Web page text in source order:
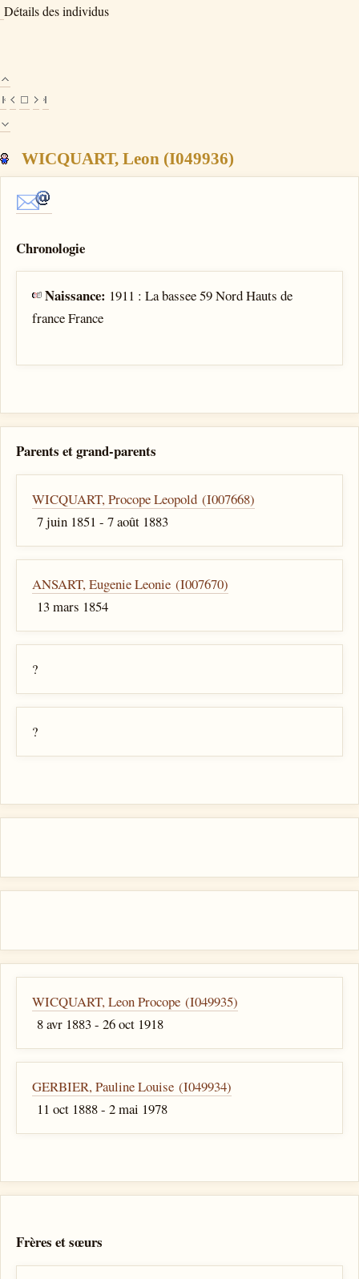
Détails des individus
WICQUART, Leon (I049936)
Chronologie
Naissance: 1911 : La bassee 59 Nord Hauts de
france France
Parents et grand-parents
WICQUART, Procope Leopold (I007668)
7 juin 1851 - 7 août 1883
ANSART, Eugenie Leonie (I007670)
13 mars 1854
?
?
WICQUART, Leon Procope (I049935)
8 avr 1883 - 26 oct 1918
GERBIER, Pauline Louise (I049934)
11 oct 1888 - 2 mai 1978
Frères et sœurs